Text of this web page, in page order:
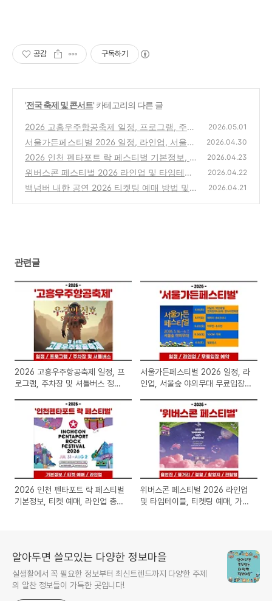
공감 구독하기
'전국 축제 및 콘서트' 카테고리의 다른 글
2026 고흥우주항공축제 일정, 프로그램, 주차
장 및 셔틀버스 정보 총정리
(0)
2026.05.01
서울가든페스티벌 2026 일정, 라인업, 서울숲
야외무대 무료입장 예약 방법 총정리(서울특
별시 공공서비스 예약 홈페이지)
(0)
2026.04.30
2026 인천 펜타포트 락 페스티벌 기본정보, 티
켓 예매, 라인업 총정리
(0)
2026.04.23
위버스콘 페스티벌 2026 라인업 및 타임테이
블, 티켓팅 예매, 가격, 공연 일정, 생중계 정보
2026.04.22
백넘버 내한 공연 2026 티켓팅 예매 방법 및
2026.04.21
관련글
2026 고흥우주항공축제 일정, 프
로그램, 주차장 및 셔틀버스 정보
서울가든페스티벌 2026 일정, 라
인업, 서울숲 야외무대 무료입장
공서비스 예약 홈페이지)
2026 인천 펜타포트 락 페스티벌
기본정보, 티켓 예매, 라인업 총정
위버스콘 페스티벌 2026 라인업
및 타임테이블, 티켓팅 예매, 가
알아두면 쓸모있는 다양한 정보마을
실생활에서 꼭 필요한 정보부터 최신트렌드까지 다양한 주제
의 알찬 정보들이 가득한 곳입니다!